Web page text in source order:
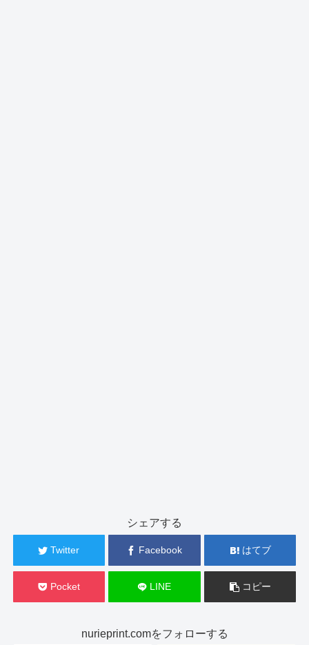
シェアする
Twitter Facebook はてブ
Pocket LINE コピー
nurieprint.comをフォローする